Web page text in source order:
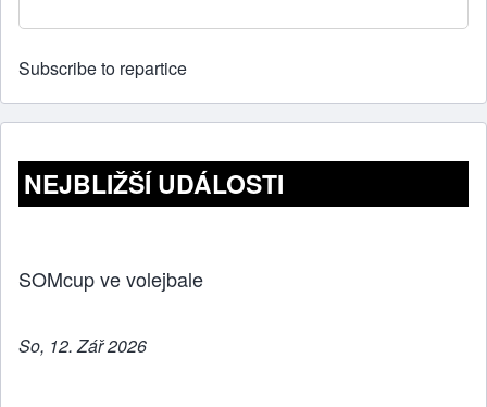
Subscribe to repartice
NEJBLIŽŠÍ UDÁLOSTI
SOMcup ve volejbale
So, 12. Zář 2026